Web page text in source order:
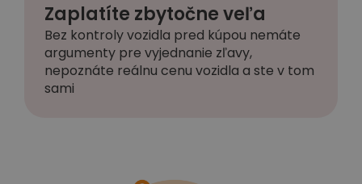
Zaplatíte zbytočne veľa
Bez kontroly vozidla pred kúpou nemáte
argumenty pre vyjednanie zľavy,
nepoznáte reálnu cenu vozidla a ste v tom
sami